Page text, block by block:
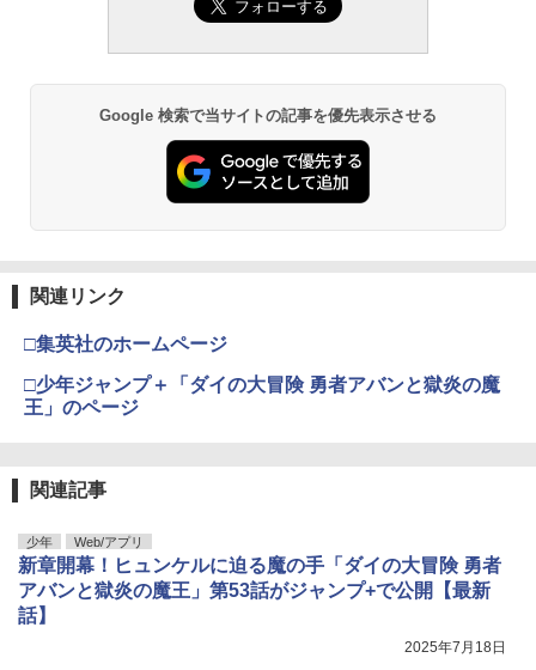
Google 検索で当サイトの記事を優先表示させる
関連リンク
□集英社のホームページ
□少年ジャンプ＋「ダイの大冒険 勇者アバンと獄炎の魔
王」のページ
関連記事
少年 Web/アプリ
新章開幕！ヒュンケルに迫る魔の手「ダイの大冒険 勇者
アバンと獄炎の魔王」第53話がジャンプ+で公開【最新
話】
2025年7月18日